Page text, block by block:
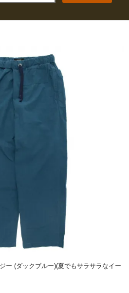
ー (ダックブルー)(夏でもサラサラなイー